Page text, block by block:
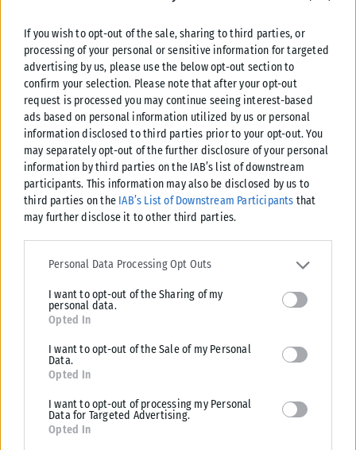
If you wish to opt-out of the sale, sharing to third parties, or
processing of your personal or sensitive information for targeted
advertising by us, please use the below opt-out section to
confirm your selection. Please note that after your opt-out
request is processed you may continue seeing interest-based
ads based on personal information utilized by us or personal
information disclosed to third parties prior to your opt-out. You
may separately opt-out of the further disclosure of your personal
information by third parties on the IAB’s list of downstream
participants. This information may also be disclosed by us to
third parties on the IAB’s List of Downstream Participants that
may further disclose it to other third parties.
Please note that this website/app uses one or more Google
services and may gather and store information including but not
deny consent to Google and its third-party tags to use your data
for below specified purposes in below Google consent section.
Personal Data Processing Opt Outs
I want to opt-out of the Sharing of my
personal data.
Opted In
I want to opt-out of the Sale of my Personal
Data.
Opted In
I want to opt-out of processing my Personal
Data for Targeted Advertising.
Opted In
ΤοξότηςΗ ανάγκη σας για διασκέδαση, φλερτ και
δημιουργικότητα είναι αυξημένη, αλλά μπορεί να οδηγήσει σε
υπερβολές. Τα τετράγωνα της Σελήνης φέρνουν
συναισθηματικά σκαμπανεβάσματα στα αισθηματικά σας,
καθώς ίσως ζητάτε περισσότερα από όσα μπορεί να σας
δώσει το ταίρι σας αυτή τη στιγμή. Κρατήστε το μέτρο στις
προσδοκίες σας.
κυκλοθυμίας και έντασης για εσάς σήμερα. Η Σελήνη από τον
Κριό έρχεται σε σύγκρουση με τον Δία και την Αφροδίτη που
βρίσκονται απέναντί σας, φέρνοντας παράπονα ανάμεσα σε
εσάς και τον σύντροφο ή τους οικείους σας. Μην αφήνετε την
ένταση της στιγμής να χαλάσει το κλίμα.
ΥδροχόοςΠροσέξτε πολύ τον τρόπο που επικοινωνείτε και
εκφράζετε τις ιδέες σας. Η ημέρα φέρνει βιασύνη στον λόγο,